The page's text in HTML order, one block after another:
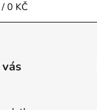
/0 KČ